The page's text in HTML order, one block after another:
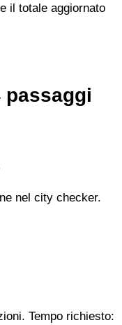
il totale aggiornato
passaggi
nel city checker.
Tempo richiesto: